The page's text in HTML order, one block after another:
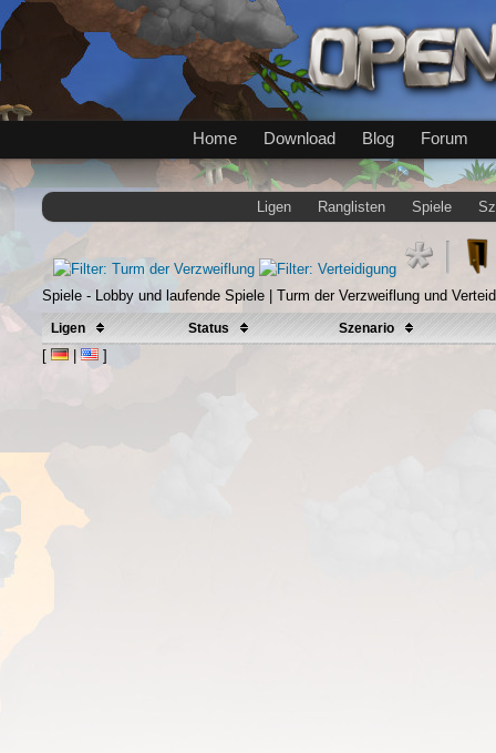
Home Download Blog Forum
Ligen Ranglisten Spiele
Spiele - Lobby und laufende Spiele | Turm der Verzweiflung und
Ligen Status Szenario
[ | ]